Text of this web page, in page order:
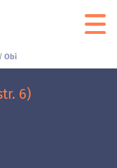
Obi
6)